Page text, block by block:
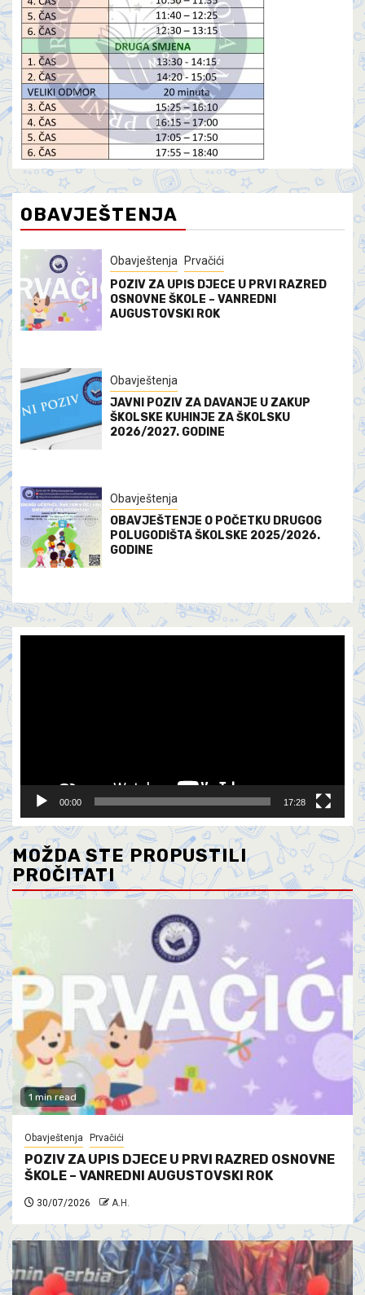
OBAVJEŠTENJA
Obavještenja Prvačići
POZIV ZA UPIS DJECE U PRVI RAZRED
OSNOVNE ŠKOLE – VANREDNI
AUGUSTOVSKI ROK
Obavještenja
JAVNI POZIV ZA DAVANJE U ZAKUP
ŠKOLSKE KUHINJE ZA ŠKOLSKU
2026/2027. GODINE
Obavještenja
OBAVJEŠTENJE O POČETKU DRUGOG
POLUGODIŠTA ŠKOLSKE 2025/2026.
GODINE
00:00 17:28
MOŽDA STE PROPUSTILI
PROČITATI
1 min read
Obavještenja Prvačići
POZIV ZA UPIS DJECE U PRVI RAZRED OSNOVNE
ŠKOLE – VANREDNI AUGUSTOVSKI ROK
30/07/2026 A.H.